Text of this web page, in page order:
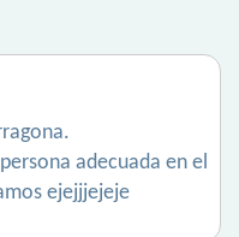
adecuada en el
ejejjjejeje